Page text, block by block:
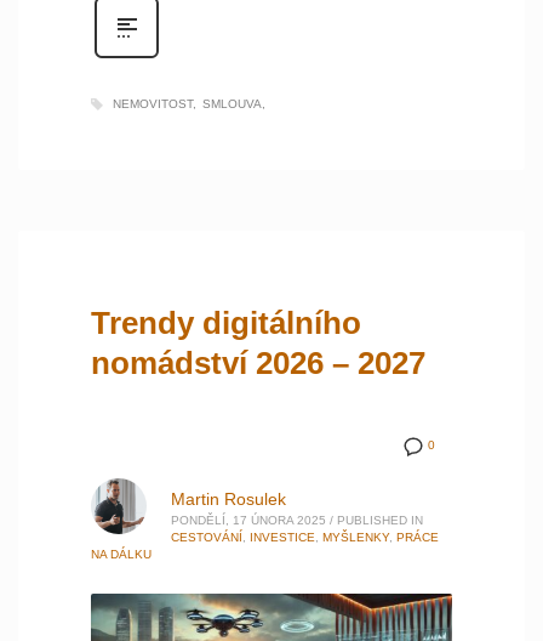
NEMOVITOST SMLOUVA
Trendy digitálního
nomádství 2026 – 2027
0
Martin Rosulek
PONDĚLÍ, 17 ÚNORA 2025 / PUBLISHED IN
CESTOVÁNÍ
INVESTICE MYŠLENKY, PRÁCE
NA DÁLKU